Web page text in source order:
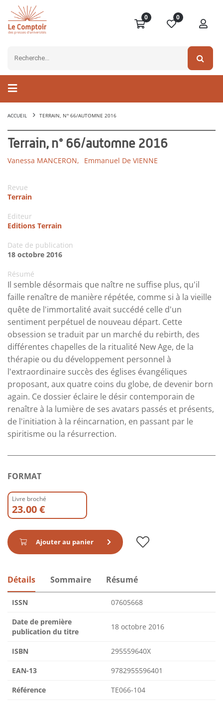
0 0
ACCUEIL TERRAIN, N° 66/AUTOMNE 2016
Terrain, n° 66/automne 2016
Vanessa MANCERON, Emmanuel De VIENNE
Revue
Terrain
Editeur
Editions Terrain
Date de publication
18 octobre 2016
Résumé
Il semble désormais que naître ne suffise plus, qu'il
faille renaître de manière répétée, comme si à la vieille
quête de l'immortalité avait succédé celle d'un
sentiment perpétuel de nouveau départ. Cette
obsession se traduit par un marché du rebirth, des
différentes chapelles de la ritualité New Age, de la
thérapie ou du développement personnel à
l'extraordinaire succès des églises évangéliques
proposant, aux quatre coins du globe, de devenir born
again. Ce dossier éclaire le désir contemporain de
renaître à la lumière de ses avatars passés et présents,
de l'initiation à la réincarnation, en passant par le
spiritisme ou la résurrection.
FORMAT
Livre broché
23.00 €
Ajouter au panier
Détails Sommaire Résumé
ISSN 07605668
Date de première
publication du titre
18 octobre 2016
ISBN 295559640X
EAN-13 9782955596401
Référence TE066-104